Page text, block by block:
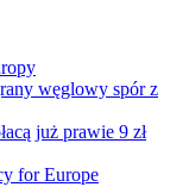
węglowy spór z
już prawie 9 zł
for Europe